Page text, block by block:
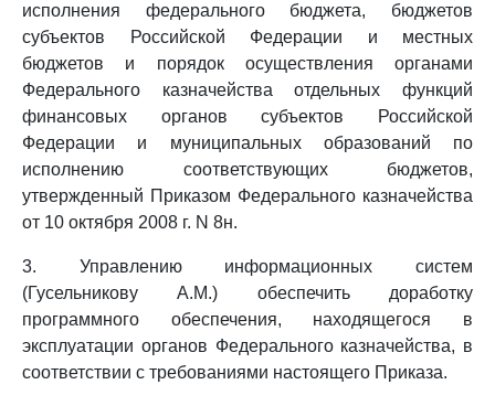
исполнения федерального бюджета, бюджетов
субъектов Российской Федерации и местных
бюджетов и порядок осуществления органами
Федерального казначейства отдельных функций
финансовых органов субъектов Российской
Федерации и муниципальных образований по
исполнению соответствующих бюджетов,
утвержденный Приказом Федерального казначейства
от 10 октября 2008 г. N 8н.
3. Управлению информационных систем
(Гусельникову А.М.) обеспечить доработку
программного обеспечения, находящегося в
эксплуатации органов Федерального казначейства, в
соответствии с требованиями настоящего Приказа.